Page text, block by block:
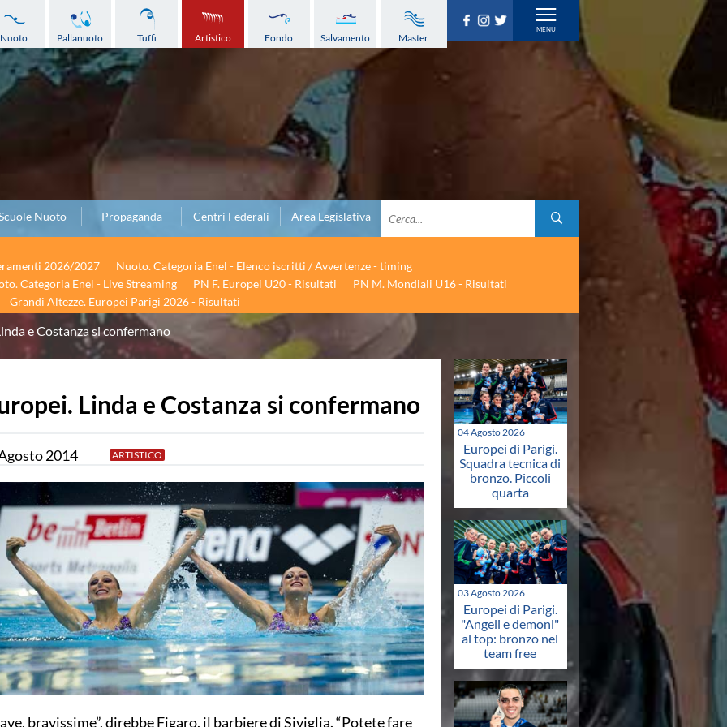
Nuoto Pallanuoto Tuffi Artistico Fondo Salvamento Master
Nuoto Propaganda Centri Federali Area Legislativa
2026/2027
Nuoto. Categoria Enel - Elenco iscritti / Avvertenze - timing
Categoria Enel - Live Streaming PN F. Europei U20 - Risultati
PN M. Mondiali U16 - Risultati
Grandi Altezze. Europei Parigi 2026 - Risultati
e Costanza si confermano
Linda e Costanza si confermano
2014 ARTISTICO
bravissime”, direbbe Figaro, il barbiere di Siviglia. “Potete fare
04 Agosto 2026
Europei di Parigi.
Squadra tecnica di
bronzo. Piccoli
quarta
03 Agosto 2026
Europei di Parigi.
"Angeli e demoni"
al top: bronzo nel
team free